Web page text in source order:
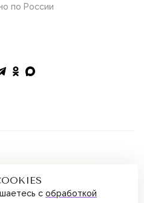
по России
с обработкой